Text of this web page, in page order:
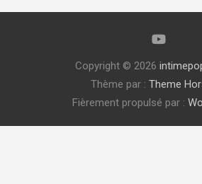
Copyright © 2026
Thème par : Theme
Fièrement propulsé par :